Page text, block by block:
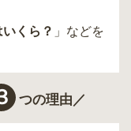
くら？ 」などを
つの理由／